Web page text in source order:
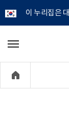
이 누리집은
메
기